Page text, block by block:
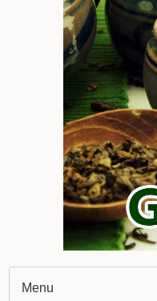
Menu